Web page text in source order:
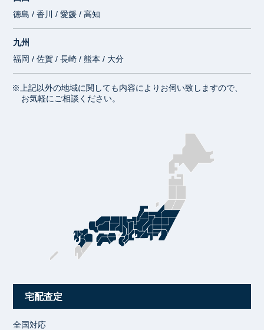
徳島 / 香川 / 愛媛 / 高知
九州
福岡 / 佐賀 / 長崎 / 熊本 / 大分
※上記以外の地域に関しても内容によりお伺い致しますので、
お気軽にご相談ください。
宅配査定
全国対応